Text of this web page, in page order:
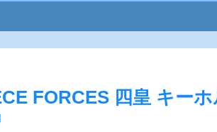
FORCES 四皇 キー